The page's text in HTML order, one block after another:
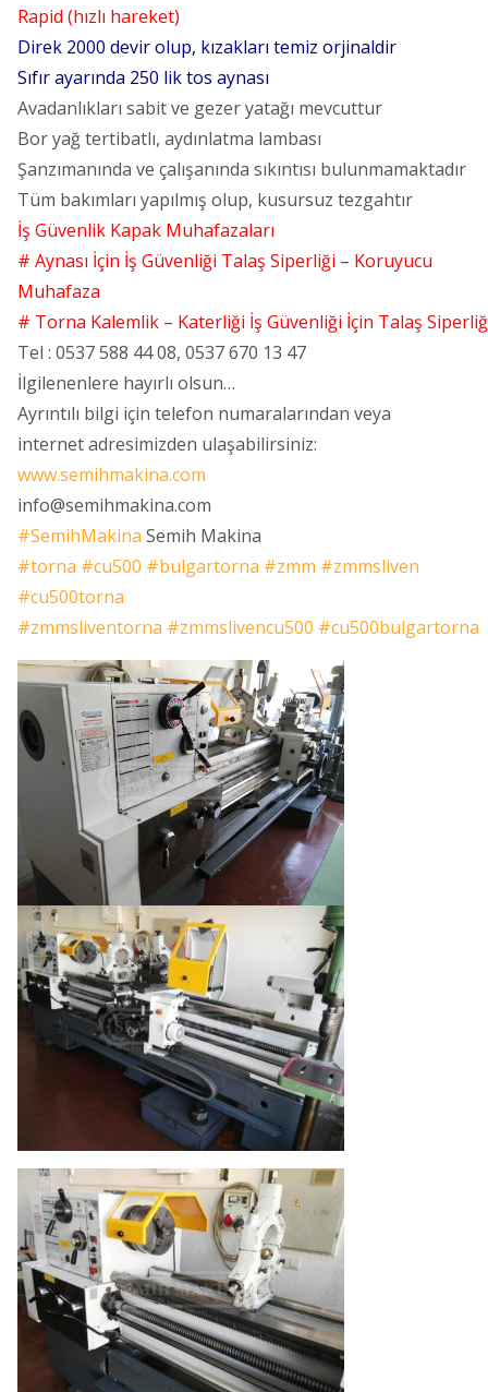
Rapid (hızlı hareket)
Direk 2000 devir olup, kızakları temiz orjinaldir
Sıfır ayarında 250 lik tos aynası
Avadanlıkları sabit ve gezer yatağı mevcuttur
Bor yağ tertibatlı, aydınlatma lambası
Şanzımanında ve çalışanında sıkıntısı bulunmamaktadır
Tüm bakımları yapılmış olup, kusursuz tezgahtır
İş Güvenlik Kapak Muhafazaları
# Aynası İçin İş Güvenliği Talaş Siperliği – Koruyucu
Muhafaza
# Torna Kalemlik – Katerliği İş Güvenliği İçin Talaş
Tel : 0537 588 44 08, 0537 670 13 47
İlgilenenlere hayırlı olsun…
Ayrıntılı bilgi için telefon numaralarından veya
internet adresimizden ulaşabilirsiniz:
www.semihmakina.com
info@semihmakina.com
#SemihMakina Semih Makina
#torna #cu500 #bulgartorna #zmm #zmmsliven
#cu500torna
#zmmsliventorna #zmmslivencu500 #cu500bulgartorna